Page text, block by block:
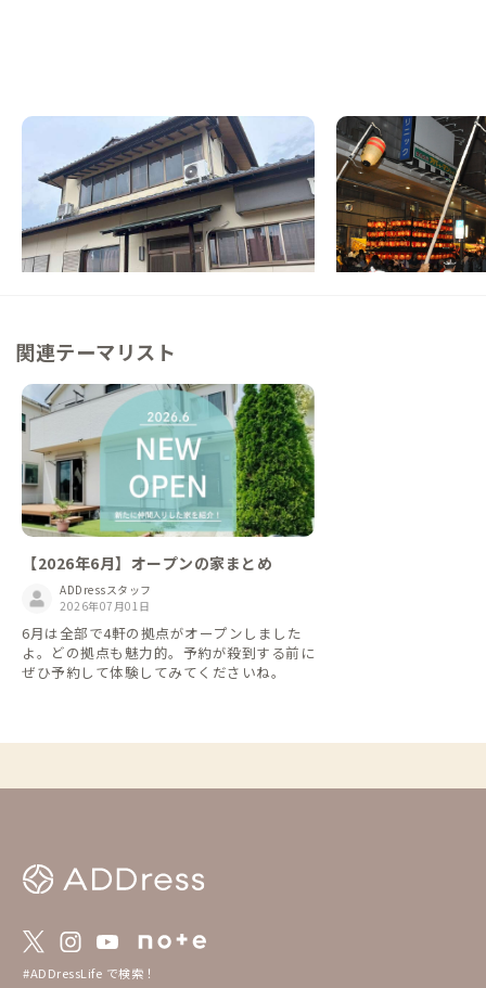
福島県 戸建て
【郡山駅徒歩14分】2部屋予約での団体利用
におすすめ！川辺の景観と商店街の魅力を味
わう家
この家からの距離 3km
NEW 郡山B邸
福島県 ゲストハウス
【郡山駅徒歩14分】
ス。駅前散策とご当
この家からの距離 3km
関連テーマリスト
【2026年6月】オープンの家まとめ
ADDressスタッフ
2026年07月01日
6月は全部で4軒の拠点がオープンしました
よ。どの拠点も魅力的。予約が殺到する前に
ぜひ予約して体験してみてくださいね。
#ADDressLife で検索！